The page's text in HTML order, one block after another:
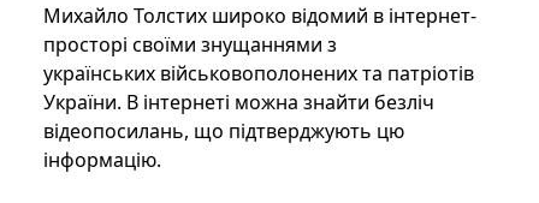
Михайло Толстих широко відомий в інтернет-
просторі своїми знущаннями з
українських військовополонених та патріотів
України. В інтернеті можна знайти безліч
відеопосилань, що підтверджують цю
інформацію.